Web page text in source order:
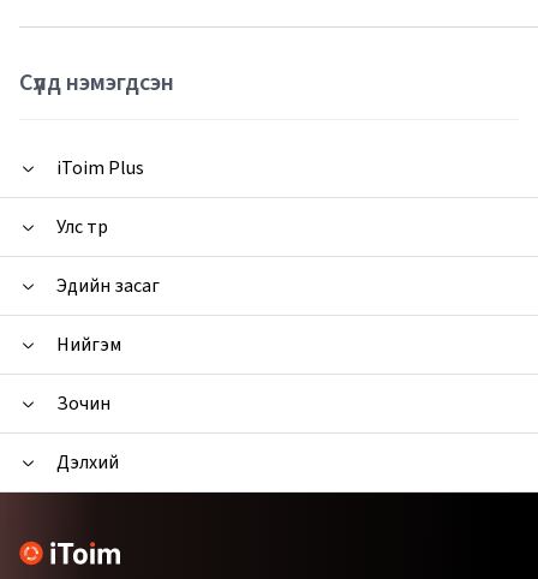
Сүүлд нэмэгдсэн
iToim Plus
Улс төр
Эдийн засаг
Нийгэм
Зочин
Дэлхий